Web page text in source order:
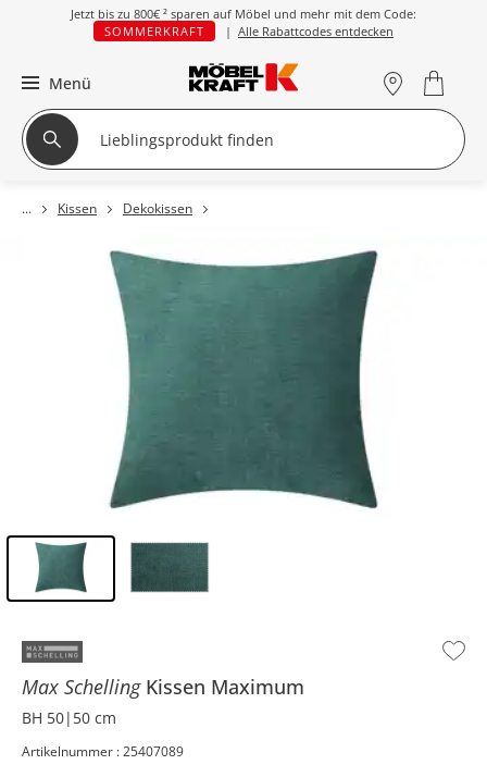
Jetzt bis zu 800€ ² sparen auf Möbel und mehr mit dem Code:
SOMMERKRAFT
| Alle Rabattcodes entdecken
Menü
Kissen Dekokissen
Max Schelling Kissen Maximum
BH 50|50 cm
Artikelnummer : 25407089